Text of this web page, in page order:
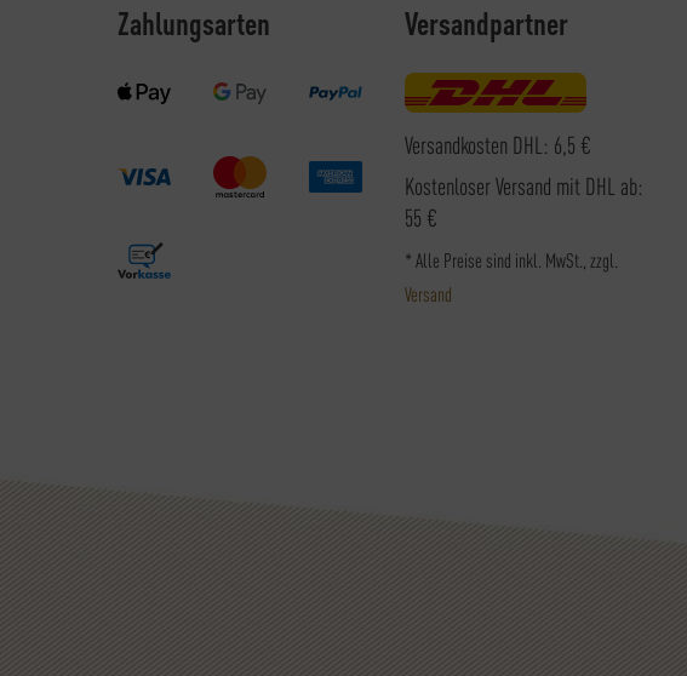
Zahlungsarten Versandpartner
Versandkosten DHL: 6,5 €
Kostenloser Versand mit DHL ab:
55 €
* Alle Preise sind inkl. MwSt., zzgl.
Versand